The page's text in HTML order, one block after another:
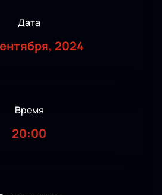
Дата
2024
Время
20:00